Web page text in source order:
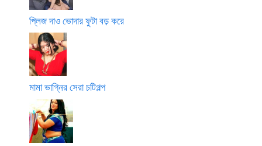
প্লিজ দাও ভোদার ফুটা বড় করে
মামা ভাগ্নির সেরা চটিগল্প